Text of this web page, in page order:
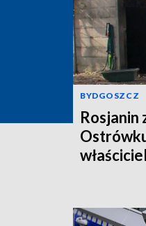
BYDGOSZCZ
Rosjanin